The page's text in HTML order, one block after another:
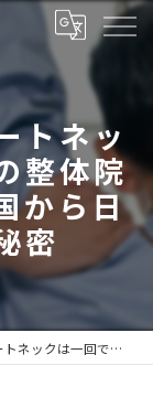
トネッ
整体院
から日
密
イルドボディが全国から日帰り施術殺到の秘密